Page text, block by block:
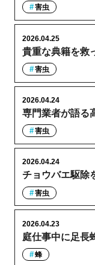
害虫
貴重な典籍を救
2026.04.25
害虫
専門業者が語る
2026.04.24
害虫
チョウバエ駆除
2026.04.24
害虫
庭仕事中に足長
2026.04.23
蜂